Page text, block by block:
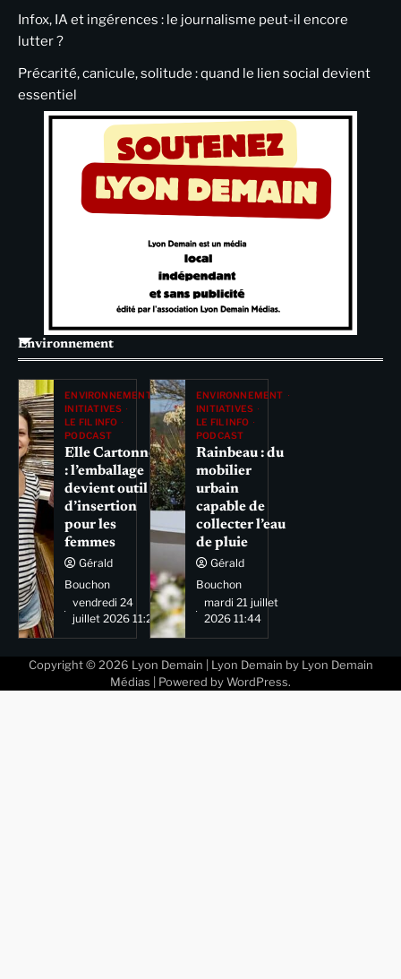
Infox, IA et ingérences : le journalisme peut-il encore
lutter ?
Précarité, canicule, solitude : quand le lien social devient
essentiel
Environnement
ENVIRONNEMENT
INITIATIVES
LE FIL INFO
PODCAST
Elle Cartonne
: l’emballage
devient outil
d’insertion
pour les
femmes
Gérald
Bouchon
vendredi 24
juillet 2026 11:29
ENVIRONNEMENT
INITIATIVES
LE FIL INFO
PODCAST
Rainbeau : du
mobilier
urbain
capable de
collecter l’eau
de pluie
Gérald
Bouchon
mardi 21 juillet
2026 11:44
Copyright © 2026 Lyon Demain | Lyon Demain by Lyon Demain
Médias | Powered by WordPress.